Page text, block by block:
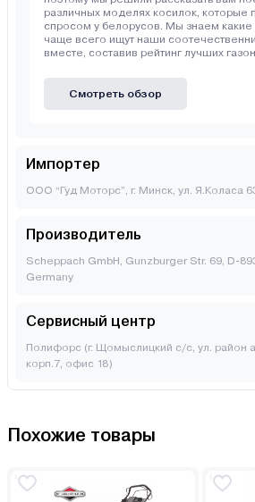
различных моделях косилок, которые
спросом у белорусов. Мы знаем какие
чаще всего ищут наши
вместе, составив рейтинг лучших
Смотреть обзор
Импортер
ООО “Гуд Моторс”, г. Минск, ул. Я.Коласа
Производитель
Scheppach GmbH, Gunzburger Str. 69, D-
Germany
Сервисный центр
Полифорс (г. Щомыслицкий с/с, ул. район
корп.7, офис 18)
Похожие товары